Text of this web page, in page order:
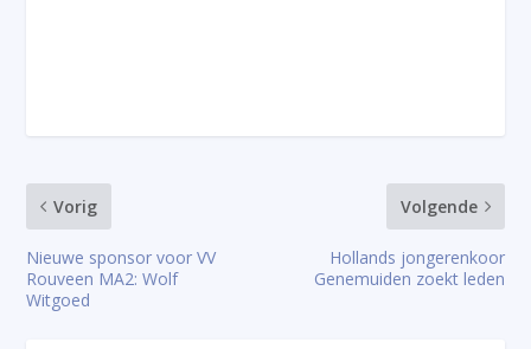
Vorig
Nieuwe sponsor voor VV
Rouveen MA2: Wolf
Witgoed
Volgende
Hollands jongerenkoor
Genemuiden zoekt leden